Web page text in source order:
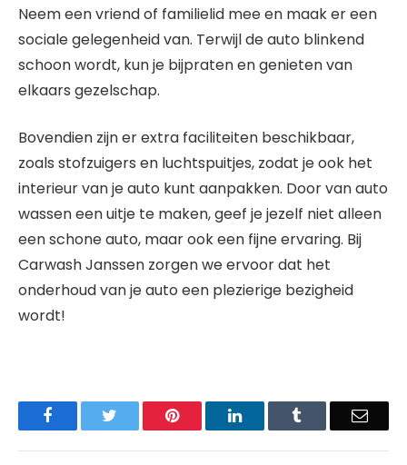
Neem een vriend of familielid mee en maak er een
sociale gelegenheid van. Terwijl de auto blinkend
schoon wordt, kun je bijpraten en genieten van
elkaars gezelschap.
Bovendien zijn er extra faciliteiten beschikbaar,
zoals stofzuigers en luchtspuitjes, zodat je ook het
interieur van je auto kunt aanpakken. Door van auto
wassen een uitje te maken, geef je jezelf niet alleen
een schone auto, maar ook een fijne ervaring. Bij
Carwash Janssen zorgen we ervoor dat het
onderhoud van je auto een plezierige bezigheid
wordt!
Facebook Pinterest LinkedIn Email